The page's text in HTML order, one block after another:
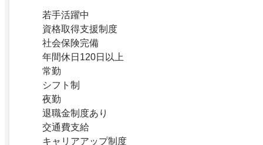
若手活躍中
資格取得支援制度
社会保険完備
年間休日120日以上
常勤
シフト制
夜勤
退職金制度あり
交通費支給
キャリアアップ制度